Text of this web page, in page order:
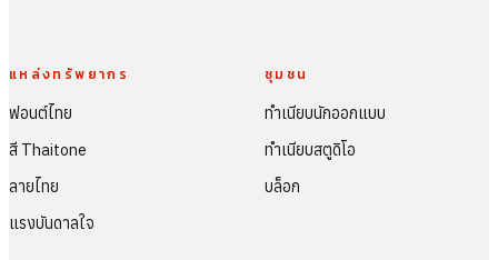
แหล่งทรัพยากร
ฟอนต์ไทย
สี Thaitone
ลายไทย
แรงบันดาลใจ
ชุมชน
ทำเนียบนักออกแบบ
ทำเนียบสตูดิโอ
บล็อก